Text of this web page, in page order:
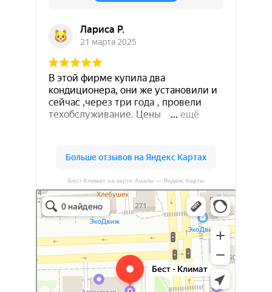
Бест-Климат на карте Анапы — Яндекс Карты
Бест-климат
Кондиционеры в Краснодаре